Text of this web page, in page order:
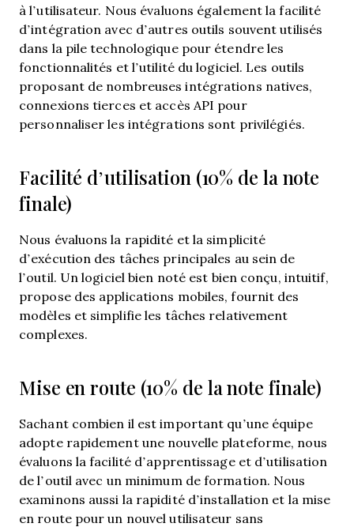
à l’utilisateur. Nous évaluons également la facilité
d’intégration avec d’autres outils souvent utilisés
dans la pile technologique pour étendre les
fonctionnalités et l’utilité du logiciel. Les outils
proposant de nombreuses intégrations natives,
connexions tierces et accès API pour
personnaliser les intégrations sont privilégiés.
Facilité d’utilisation (10% de la note
finale)
Nous évaluons la rapidité et la simplicité
d’exécution des tâches principales au sein de
l’outil. Un logiciel bien noté est bien conçu, intuitif,
propose des applications mobiles, fournit des
modèles et simplifie les tâches relativement
complexes.
Mise en route (10% de la note finale)
Sachant combien il est important qu’une équipe
adopte rapidement une nouvelle plateforme, nous
évaluons la facilité d’apprentissage et d’utilisation
de l’outil avec un minimum de formation. Nous
examinons aussi la rapidité d’installation et la mise
en route pour un nouvel utilisateur sans